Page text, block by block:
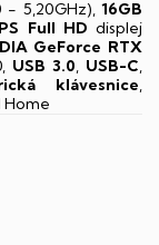
- 5,20GHz),16GB
Full HD displej
GeForce RTX
USB 3.0, USB-C,
klávesnice,
Home